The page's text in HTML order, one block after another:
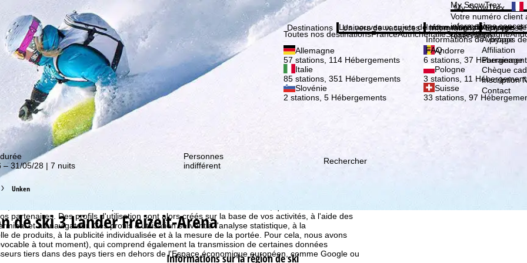
partenaires. Des profils d'utilisation sont alors créés sur la base de vos activités, à l'aide des
et au navigateur. Ces profils d'utilisation servent à l'analyse statistique, à la
de produits, à la publicité individualisée et à la mesure de la portée. Pour cela, nous avons
à tout moment), qui comprend également la transmission de certaines données
tiers dans des pays tiers en dehors de l'Espace économique européen, comme Google ou
nos promos ! Inscription
My SnowTrex
My SnowTrex
Votre numéro client
informations
réservation.
Destinations
Toutes nos destinationsFranceAutricheItalieSuisseAllemagne
Allemagne
57 stations, 114 Hébergements
Andorre
6 stations, 37
Italie
85 stations, 351 Hébergements
Pologne
3 stations, 11
Slovénie
2 stations, 5 Hébergements
Suisse
33 stations, 97
Univers de vacances
Les nouveaux sujets de notre magazine
Informations
Informations de voyage
Informations de voyage
FAQ
Entreprise
À propos
À propos
Affiliation
Parrainage
Chèque
Inscription
Contact
– 31/05/28 | 7 nuits
Personnes
indifférent
Rechercher
Unken
de ski 3 Länder Freizeit-Arena
Informations sur la région de ski